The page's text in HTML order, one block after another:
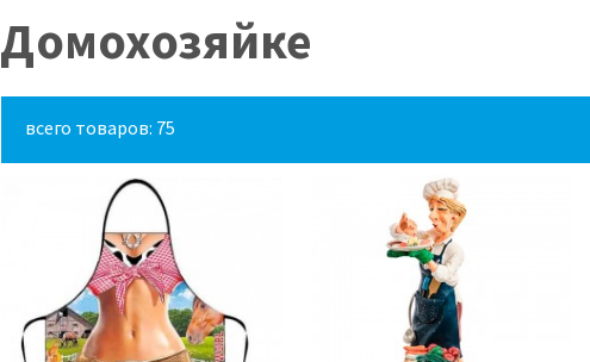
Домохозяйке
всего товаров: 75